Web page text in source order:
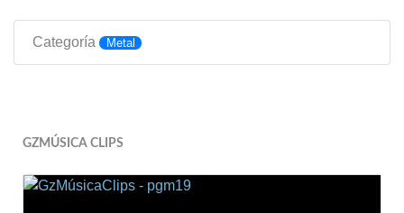
Categoría Metal
GZMÚSICA CLIPS